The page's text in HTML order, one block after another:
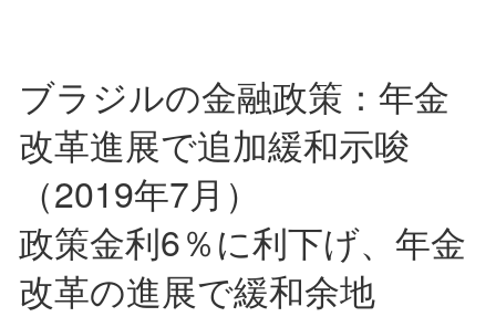
ブラジルの金融政策：年金
改革進展で追加緩和示唆
（2019年7月）
政策金利6％に利下げ、年金
改革の進展で緩和余地